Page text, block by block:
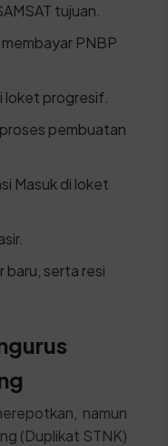
tujuan.
PNBP
loket progresif.
pembuatan
Masuk di loket
baru, serta resi
namun
(Duplikat STNK)